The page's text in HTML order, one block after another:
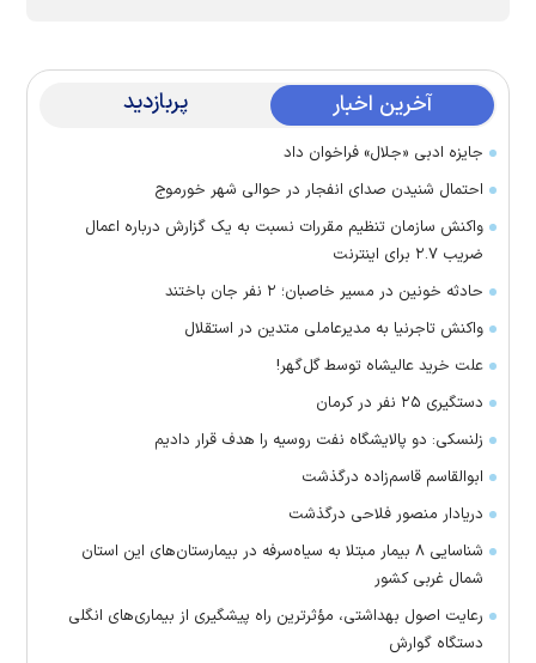
آخرین اخبار پربازدید
جایزه ادبی «جلال» فراخوان داد
احتمال شنیدن صدای انفجار در حوالی شهر خورموج
واکنش سازمان تنظیم مقررات نسبت به یک گزارش درباره اعمال
ضریب ۲.۷ برای اینترنت
حادثه خونین در مسیر خاصبان؛ ۲ نفر جان باختند
واکنش تاجرنیا به مدیرعاملی متدین در استقلال
علت خرید عالیشاه توسط گل‌گهر!
دستگیری ۲۵ نفر در کرمان
زلنسکی: دو پالایشگاه نفت روسیه را هدف قرار دادیم
ابوالقاسم قاسم‌زاده درگذشت
دریادار منصور فلاحی درگذشت
شناسایی ۸ بیمار مبتلا به سیاه‌سرفه در بیمارستان‌های این استان
شمال غربی کشور
رعایت اصول بهداشتی، مؤثرترین راه پیشگیری از بیماری‌های انگلی
دستگاه گوارش